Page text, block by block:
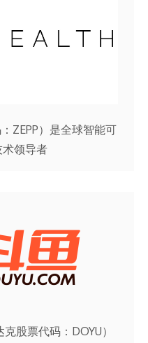
ZEPP）是全球智能可
领导者
股票代码：DOYU）